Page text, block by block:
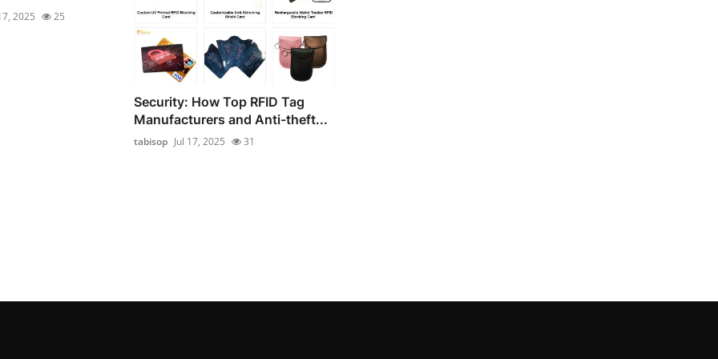
2025 25
Security: How Top RFID Tag
Manufacturers and Anti-theft...
tabisop Jul 17, 2025 31